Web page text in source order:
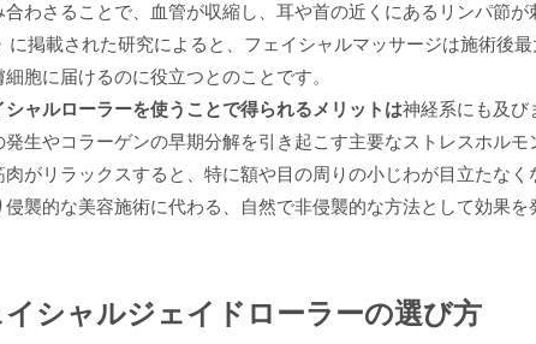
わさることで、血管が収縮し、耳や首の近くにあるリンパ節が
に掲載された研究によると
、フェイシャルマッサージは施術後
胞に届けるのに役立つとのことです。
シャルローラーを使うことで得られるメリットは神経系にも及び
生やコラーゲンの早期分解を引き起こす主要なストレスホル
がリラックスすると、特に額や目の周りの小じわが目立たな
襲的な美容施術に代わる、自然で非侵襲的な方法として効果を
シャルジェイドローラーの選び方